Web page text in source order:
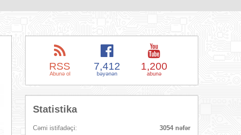
RSS
Abunə ol
7,412
bəyənən
1,200
abunə
Statistika
Cəmi istifadəçi: 3054 nəfər